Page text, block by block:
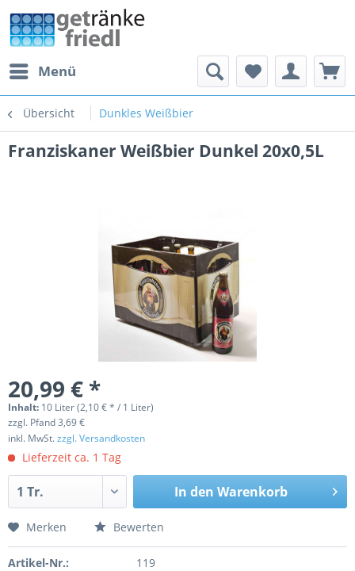
Menü
Übersicht Dunkles Weißbier
Franziskaner Weißbier Dunkel 20x0,5L
20,99 € *
Inhalt: 10 Liter (2,10 € * / 1 Liter)
zzgl. Pfand 3,69 €
inkl. MwSt.zzgl. Versandkosten
Lieferzeit ca. 1 Tag
In den Warenkorb
Merken Bewerten
Artikel-Nr.: 119